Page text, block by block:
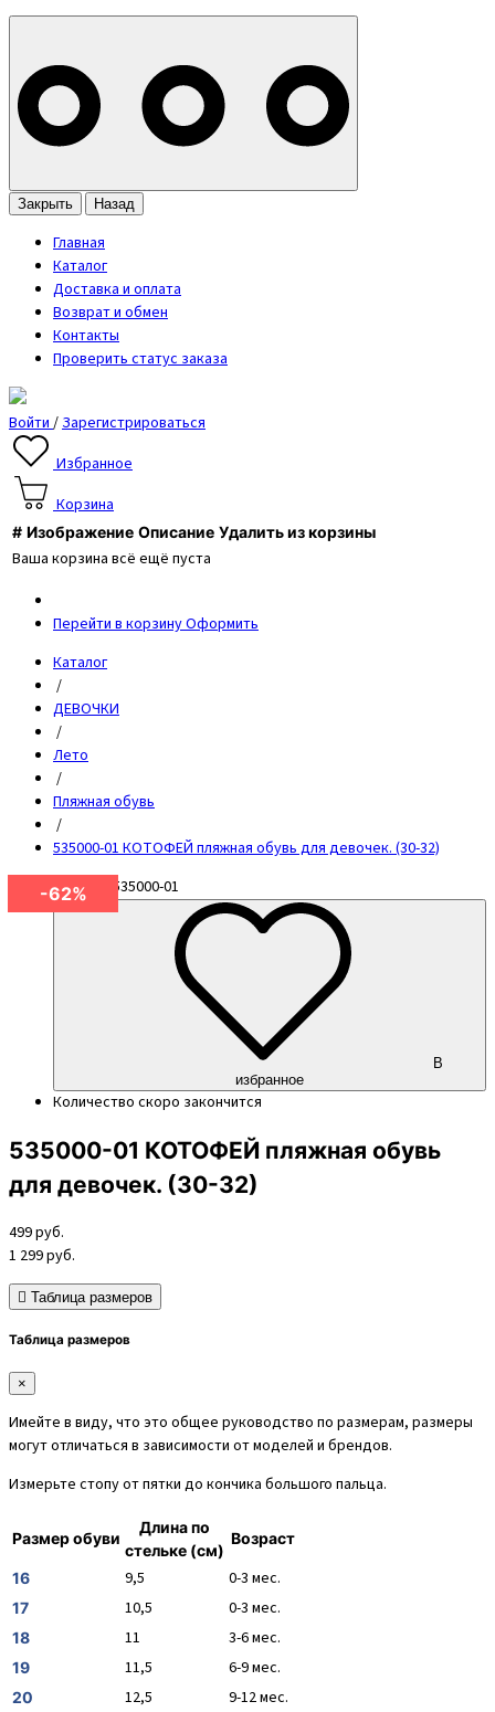
Закрыть Назад
Главная
Каталог
Доставка и оплата
Возврат и обмен
Контакты
Проверить статус заказа
Войти/Зарегистрироваться
Избранное
Корзина
# Изображение Описание Удалить из корзины
Ваша корзина всё ещё пуста
Перейти в корзинуОформить
Каталог
/
ДЕВОЧКИ
/
Лето
/
Пляжная обувь
/
535000-01 КОТОФЕЙ пляжная обувь для девочек. (30-32)
Артикул
535000-01
В
избранное
Количество скоро закончится
535000-01 КОТОФЕЙ пляжная обувь
для девочек. (30-32)
499руб.
-62%
1 299руб.
Таблица размеров
Таблица размеров
×
Имейте в виду, что это общее руководство по размерам, размеры
могут отличаться в зависимости от моделей и брендов.
Измерьте стопу от пятки до кончика большого пальца.
Размер обуви
Длина по
стельке (см)
Возраст
16 9,5 0-3 мес.
17 10,5 0-3 мес.
18 11 3-6 мес.
19 11,5 6-9 мес.
20 12,5 9-12 мес.